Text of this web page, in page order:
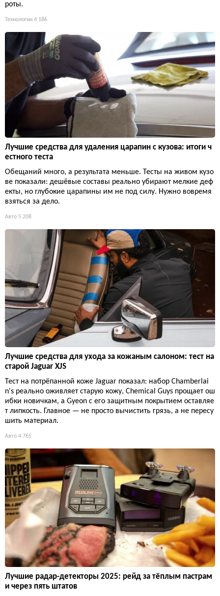
роты.
Технологии 4 186
Лучшие средства для удаления царапин с кузова: итоги ч
естного теста
Обещаний много, а результата меньше. Тесты на живом кузо
ве показали: дешёвые составы реально убирают мелкие деф
екты, но глубокие царапины им не под силу. Нужно вовремя
взяться за дело.
Авто 5 208
Лучшие средства для ухода за кожаным салоном: тест на
старой Jaguar XJS
Тест на потрёпанной коже Jaguar показал: набор Chamberlai
n's реально оживляет старую кожу, Chemical Guys прощает ош
ибки новичкам, а Gyeon с его защитным покрытием оставляе
т липкость. Главное — не просто вычистить грязь, а не пересу
шить материал.
Авто 4 765
Лучшие радар-детекторы 2025: рейд за тёплым пастрам
и через пять штатов